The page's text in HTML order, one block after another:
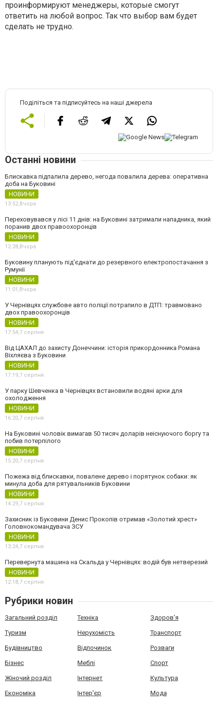
проинформируют менеджеры, которые смогут
ответить на любой вопрос. Так что выбор вам будет
сделать не трудно.
Поділіться та підписуйтесь на наші джерела
Останні новини
Блискавка підпалила дерево, негода повалила дерева: оперативна
доба на Буковині
НОВИНИ
13:52, Вчора
Переховувався у лісі 11 днів: на Буковині затримали нападника, який
поранив двох правоохоронців
НОВИНИ
12:28, Вчора
Буковину планують під'єднати до резервного електропостачання з
Румунії
НОВИНИ
11:01, Вчора
У Чернівцях службове авто поліції потрапило в ДТП: травмовано
двох правоохоронців
НОВИНИ
17:54, 7 серпня
Від ЦАХАЛ до захисту Донеччини: історія прикордонника Романа
Віхляєва з Буковини
НОВИНИ
17:19, 7 серпня
У парку Шевченка в Чернівцях встановили водяні арки для
охолодження
НОВИНИ
16:20, 7 серпня
На Буковині чоловік вимагав 50 тисяч доларів неіснуючого боргу та
побив потерпілого
НОВИНИ
15:20, 7 серпня
Пожежа від блискавки, повалене дерево і порятунок собаки: як
минула доба для рятувальників Буковини
НОВИНИ
14:29, 7 серпня
Захисник із Буковини Денис Прокопів отримав «Золотий хрест»
Головнокомандувача ЗСУ
НОВИНИ
13:24, 7 серпня
Перевернута машина на Скальда у Чернівцях: водій був нетверезий
НОВИНИ
12:18, 7 серпня
Рубрики новин
Загальний розділ Техніка Здоров'я
Туризм Нерухомість Транспорт
Будівництво Відпочинок Розваги
Бізнес Меблі Спорт
Жіночий розділ Інтернет Культура
Економіка Інтер'єр Мода